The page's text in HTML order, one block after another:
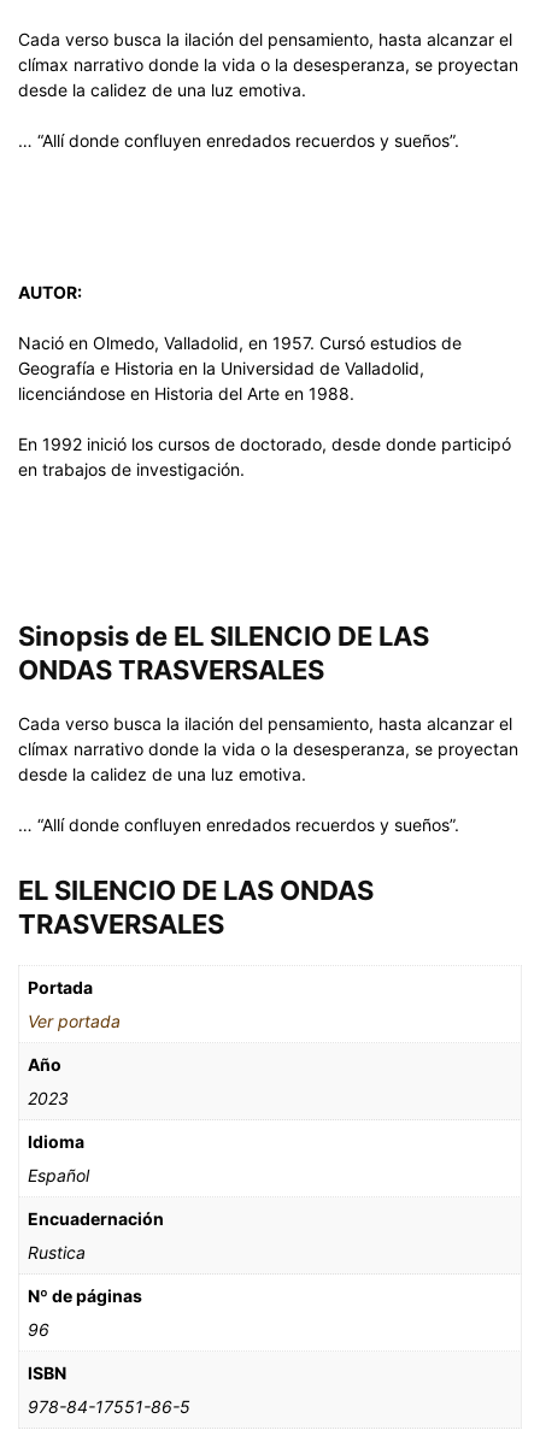
Cada verso busca la ilación del pensamiento, hasta alcanzar el
clímax narrativo donde la vida o la desesperanza, se proyectan
desde la calidez de una luz emotiva.
… “Allí donde confluyen enredados recuerdos y sueños”.
AUTOR:
Nació en Olmedo, Valladolid, en 1957. Cursó estudios de
Geografía e Historia en la Universidad de Valladolid,
licenciándose en Historia del Arte en 1988.
En 1992 inició los cursos de doctorado, desde donde participó
en trabajos de investigación.
Sinopsis de EL SILENCIO DE LAS
ONDAS TRASVERSALES
Cada verso busca la ilación del pensamiento, hasta alcanzar el
clímax narrativo donde la vida o la desesperanza, se proyectan
desde la calidez de una luz emotiva.
… “Allí donde confluyen enredados recuerdos y sueños”.
EL SILENCIO DE LAS ONDAS
TRASVERSALES
Portada
Ver portada
Año
2023
Idioma
Español
Encuadernación
Rustica
Nº de páginas
96
ISBN
978-84-17551-86-5